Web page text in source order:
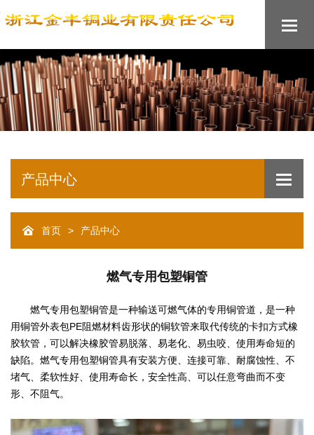
产品中心
首页 > 产品中心
燃气专用包塑铜管
燃气专用包塑铜管是一种输送可燃气体的专用铜管道，是一种
用铜管外表包PE阻燃材料齿形状的铜软管来取代传统的卡扣方式橡
胶软管，可以解决橡胶管易脱落、易老化、易虫咬、使用寿命短的
缺陷。燃气专用包塑铜管具有安装方便、连接可靠、耐腐蚀性、不
堵气、柔软性好、使用寿命长，安全性高、可以任意弯曲而不变
形、不阻气。